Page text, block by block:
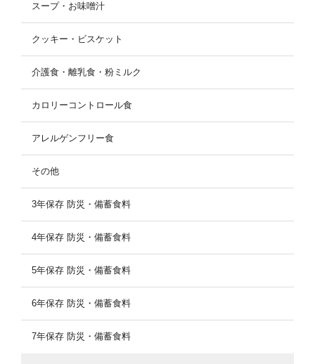
スープ・お味噌汁
クッキー・ビスケット
介護食・離乳食・粉ミルク
カロリーコントロール食
アレルゲンフリー食
その他
3年保存 防災・備蓄食料
4年保存 防災・備蓄食料
5年保存 防災・備蓄食料
6年保存 防災・備蓄食料
7年保存 防災・備蓄食料